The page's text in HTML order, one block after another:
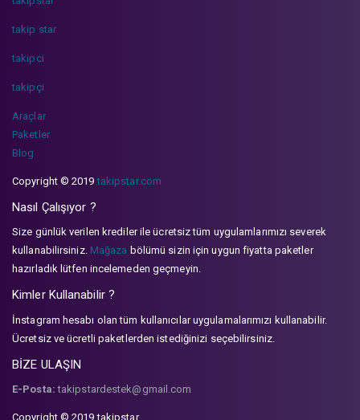
takip star
takipci
takipçi
Araçlar
Paketler
Blog
Copyright © 2019takipstar.com
Nasıl Çalışıyor ?
Size günlük verilen krediler ile ücretsiz tüm uygulamlarımızı severek
kullanabilirsiniz. Mağaza bölümü sizin için uygun fiyatta paketler
hazırladık lütfen incelemeden geçmeyin.
Kimler Kullanabilir ?
İnstagram hesabı olan tüm kullanıcılar uygulamalarımızı kullanabilir.
Ücretsiz ve ücretli paketlerden istediğinizi seçebilirsiniz.
BİZE ULAŞIN
E-Posta: takipstardestek@gmail.com
Copyright © 2019 takipstar.